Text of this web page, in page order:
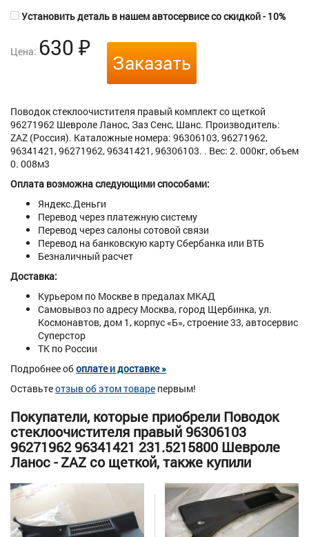
Установить деталь в нашем автосервисе со скидкой - 10%
Цена: 630 ₽
Заказать
Поводок стеклоочистителя правый комплект со щеткой
96271962 Шевроле Ланос, Заз Сенс, Шанс. Производитель:
ZAZ (Россия). Каталожные номера: 96306103, 96271962,
96341421, 96271962, 96341421, 96306103. . Вес: 2. 000кг, объем
0. 008м3
Оплата возможна следующими способами:
Яндекс.Деньги
Перевод через платежную систему
Перевод через салоны сотовой связи
Перевод на банковскую карту Сбербанка или ВТБ
Безналичный расчет
Доставка:
Курьером по Москве в предалах МКАД
Самовывоз по адресу Москва, город Щербинка, ул.
Космонавтов, дом 1, корпус «Б», строение 33, автосервис
Суперстор
ТК по России
Подробнее обоплате и доставке »
Оставьтеотзыв об этом товаре первым!
Покупатели, которые приобрели Поводок
стеклоочистителя правый 96306103
96271962 96341421 231.5215800 Шевроле
Ланос - ZAZ со щеткой, также купили